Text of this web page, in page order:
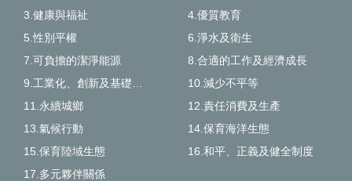
3.健康與福祉
4.優質教育
5.性別平權
6.淨水及衛生
7.可負擔的潔淨能源
8.合適的工作及經濟成長
10.減少不平等
11.永續城鄉
12.責任消費及生產
13.氣候行動
14.保育海洋生態
15.保育陸域生態
16.和平、正義及健全制度
17.多元夥伴關係